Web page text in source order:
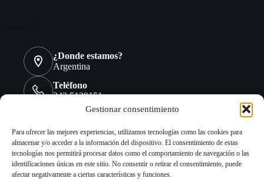
Gestionar consentimiento
Para ofrecer las mejores experiencias, utilizamos tecnologías como las cookies para
almacenar y/o acceder a la información del dispositivo. El consentimiento de estas
tecnologías nos permitirá procesar datos como el comportamiento de navegación o las
identificaciones únicas en este sitio. No consentir o retirar el consentimiento, puede
afectar negativamente a ciertas características y funciones.
¿Donde estamos?
Argentina
Teléfono
343 5120151
WhatsApp
Email:
celsa.digital@gmail.com
Copyright © 2026 - Celsa, Centro de Estudio en Lengua de
Señas Argentina